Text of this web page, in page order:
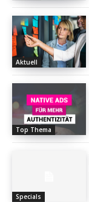
Aktuell
Top Thema
Specials